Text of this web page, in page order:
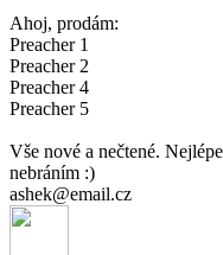
Ahoj, prodám:
Preacher 1
Preacher 2
Preacher 4
Preacher 5
Vše nové a nečtené.
nebráním :)
ashek@email.cz